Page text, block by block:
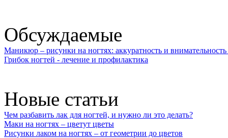
Обсуждаемые
Маникюр – рисунки на ногтях: аккуратность и
Грибок ногтей - лечение и профилактика
Новые статьи
Чем разбавить лак для ногтей, и нужно ли это делать?
Маки на ногтях – цветут цветы
Рисунки лаком на ногтях – от геометрии до цветов